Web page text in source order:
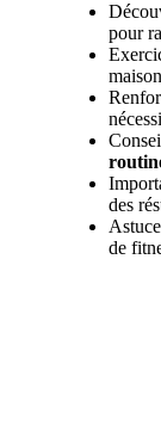
pour
des
de